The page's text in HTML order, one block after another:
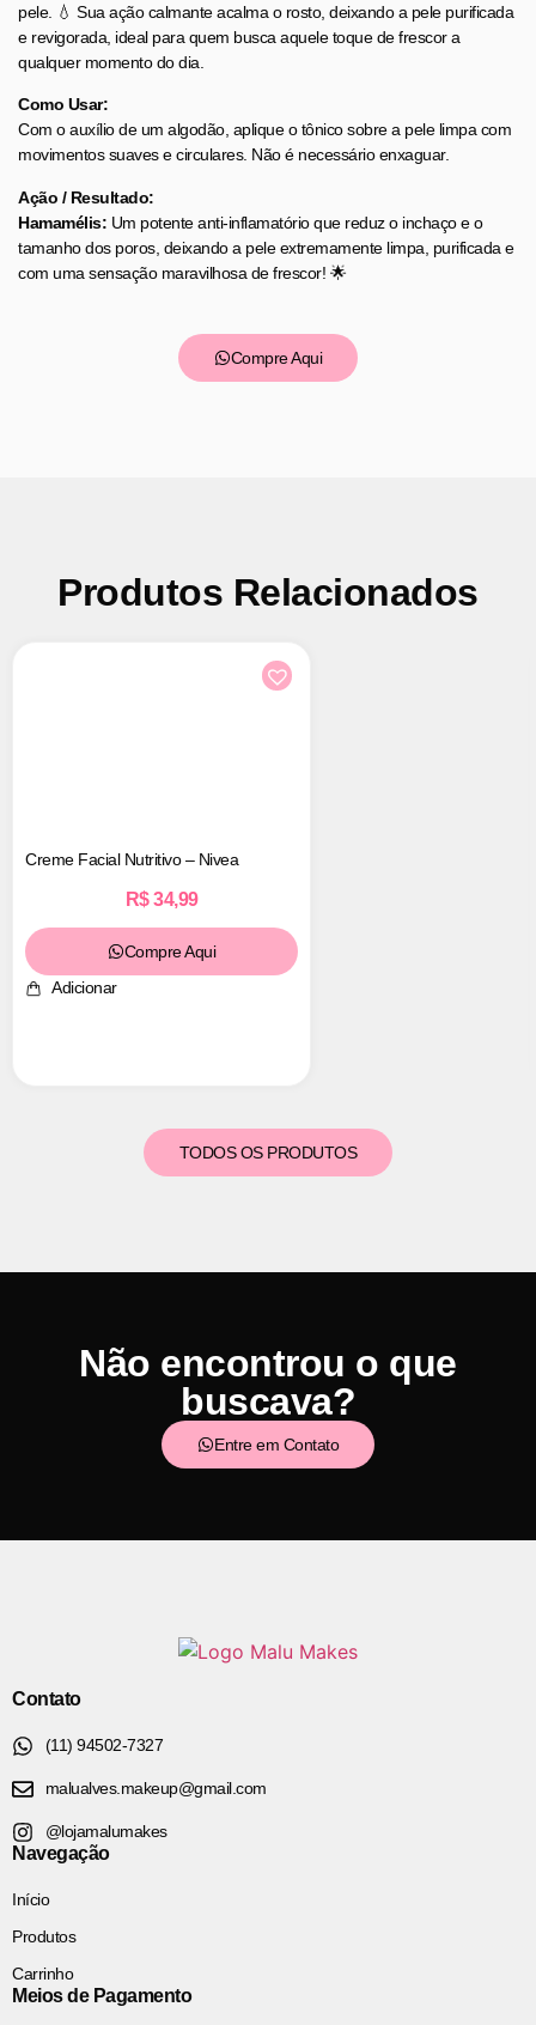
pele. 💧 Sua ação calmante acalma o rosto, deixando a pele purificada
e revigorada, ideal para quem busca aquele toque de frescor a
qualquer momento do dia.
Como Usar:
Com o auxílio de um algodão, aplique o tônico sobre a pele limpa com
movimentos suaves e circulares. Não é necessário enxaguar.
Ação / Resultado:
Hamamélis: Um potente anti-inflamatório que reduz o inchaço e o
tamanho dos poros, deixando a pele extremamente limpa, purificada e
com uma sensação maravilhosa de frescor! 🌟
Compre Aqui
Produtos Relacionados
Creme Facial Nutritivo – Nivea
R$34,99
Compre Aqui
Adicionar
TODOS OS PRODUTOS
Não encontrou o que
buscava?
Entre em Contato
Contato
(11) 94502-7327
malualves.makeup@gmail.com
@lojamalumakes
Navegação
Início
Produtos
Carrinho
Meios de Pagamento